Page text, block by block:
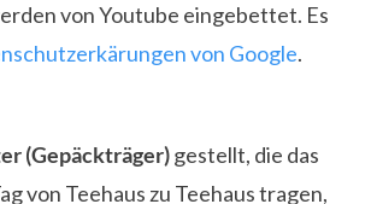
von Youtube eingebettet. Es
von Google.
(Gepäckträger)gestellt, die das
von Teehaus zu Teehaus tragen,